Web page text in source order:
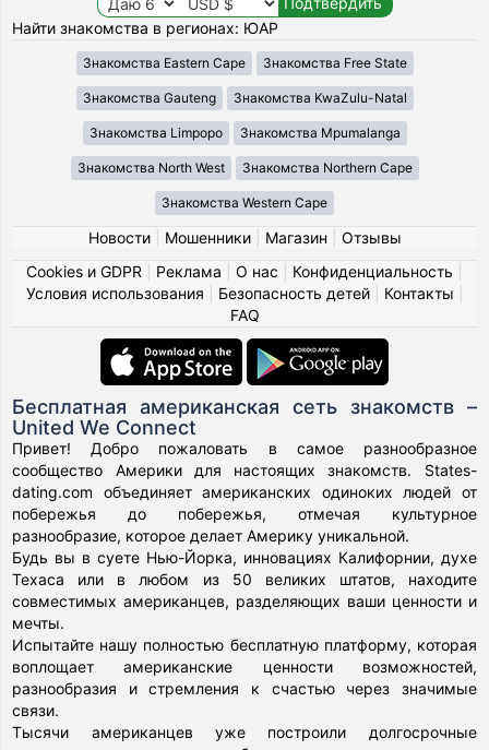
Найти знакомства в регионах: ЮАР
Знакомства Eastern Cape Знакомства Free State
Знакомства Gauteng Знакомства KwaZulu-Natal
Знакомства Limpopo Знакомства Mpumalanga
Знакомства North West Знакомства Northern Cape
Знакомства Western Cape
Новости| Мошенники| Магазин
Отзывы
Cookies и GDPR
Реклама О нас Конфиденциальность
Условия использования
Безопасность детей| Контакты
FAQ
Бесплатная американская сеть знакомств –
United We Connect
Привет! Добро пожаловать в самое разнообразное
сообщество Америки для настоящих знакомств. States-
dating.com объединяет американских одиноких людей от
побережья до побережья, отмечая культурное
разнообразие, которое делает Америку уникальной.
Будь вы в суете Нью-Йорка, инновациях Калифорнии, духе
Техаса или в любом из 50 великих штатов, находите
совместимых американцев, разделяющих ваши ценности и
мечты.
Испытайте нашу полностью бесплатную платформу, которая
воплощает американские ценности возможностей,
разнообразия и стремления к счастью через значимые
связи.
Тысячи американцев уже построили долгосрочные